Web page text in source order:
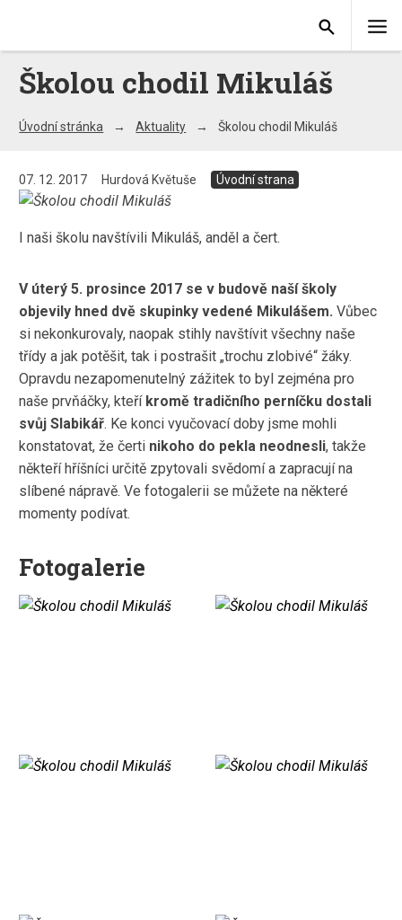
Školou chodil Mikuláš
Úvodní stránka Aktuality Školou chodil Mikuláš
07. 12. 2017 Hurdová Květuše Úvodní strana
I naši školu navštívili Mikuláš, anděl a čert.
V úterý 5. prosince 2017 se v budově naší školy
objevily hned dvě skupinky vedené Mikulášem.Vůbec
si nekonkurovaly, naopak stihly navštívit všechny naše
třídy a jak potěšit, tak i postrašit „trochu zlobivé“ žáky.
Opravdu nezapomenutelný zážitek to byl zejména pro
naše prvňáčky, kteříkromě tradičního perníčku dostali
svůj Slabikář. Ke konci vyučovací doby jsme mohli
konstatovat, že čerti nikoho do pekla neodnesli, takže
někteří hříšníci určitě zpytovali svědomí a zapracují na
slíbené nápravě. Ve fotogalerii se můžete na některé
momenty podívat.
Fotogalerie